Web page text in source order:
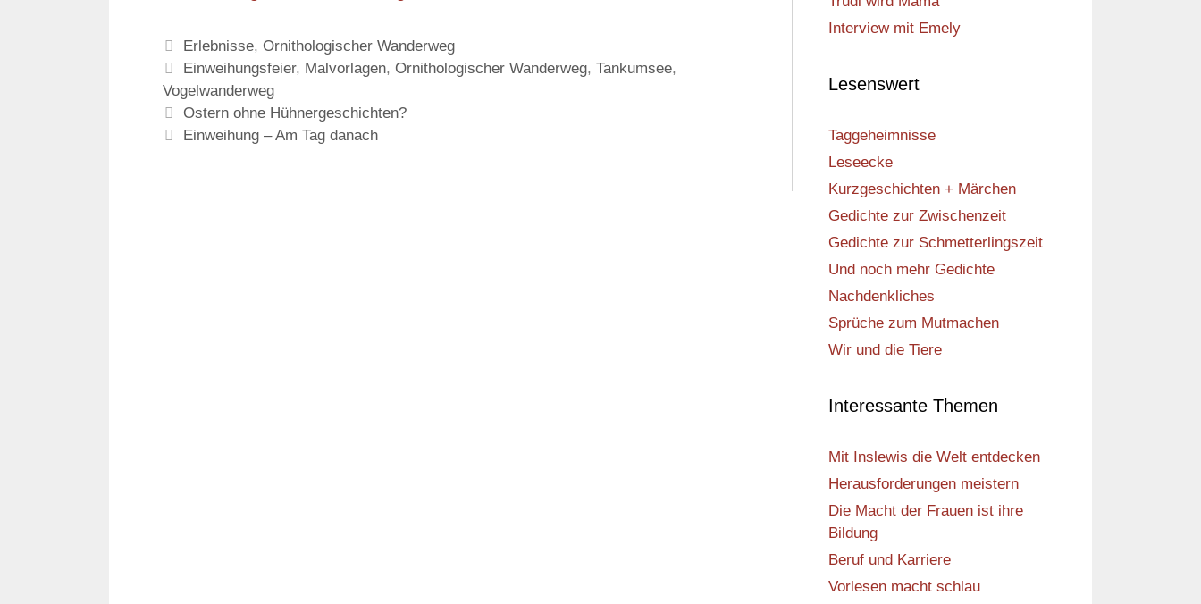
Kategorien
Erlebnisse,Ornithologischer Wanderweg
Schlagwörter
Einweihungsfeier, Malvorlagen,Ornithologischer Wanderweg,Tankumsee,
Vogelwanderweg
Ostern ohne Hühnergeschichten?
Einweihung – Am Tag danach
Interview mit Emely
Lesenswert
Taggeheimnisse
Leseecke
Kurzgeschichten + Märchen
Gedichte zur Zwischenzeit
Gedichte zur Schmetterlingszeit
Und noch mehr Gedichte
Nachdenkliches
Sprüche zum Mutmachen
Wir und die Tiere
Interessante Themen
Mit Inslewis die Welt entdecken
Herausforderungen meistern
Die Macht der Frauen ist ihre
Bildung
Beruf und Karriere
Vorlesen macht schlau